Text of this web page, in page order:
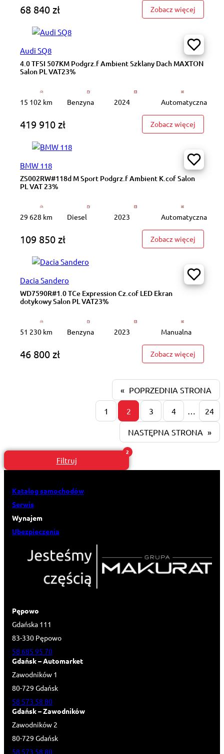
68 840 zł Zobacz więcej
Audi SQ8
4.0 TFSI 507KM Podgrz.f Ambient Szklany Dach MAXTON
Salon PL VAT23%
15 102 km Benzyna 2024 Automatyczna
419 910 zł Zobacz więcej
BMW 118
ZS002RW#118d M Sport Podgrz.f Ambient K.cof Salon
PL VAT 23%
29 628 km Diesel 2023 Automatyczna
109 850 zł Zobacz więcej
Dacia Sandero
WD7590R#1.0 TCe Expression Cz.cof LED Ekran
dotykowy Salon PL VAT23%
51 230 km Benzyna 2023 Manualna
46 800 zł Zobacz więcej
« POPRZEDNIA STRONA
1 2 3 4 24
NASTĘPNA STRONA »
Filtruj
Katalog samochodów
Serwis
Wynajem
Ubezpieczenia
Pępowo
Gdańska 111
83-330 Pępowo
58 685 95 70
Gdańsk – Automarket
Zawodników 1
80-729 Gdańsk
58 573 58 80
Gdańsk – Zawodników
Zawodników 2
80-729 Gdańsk
58 573 58 80